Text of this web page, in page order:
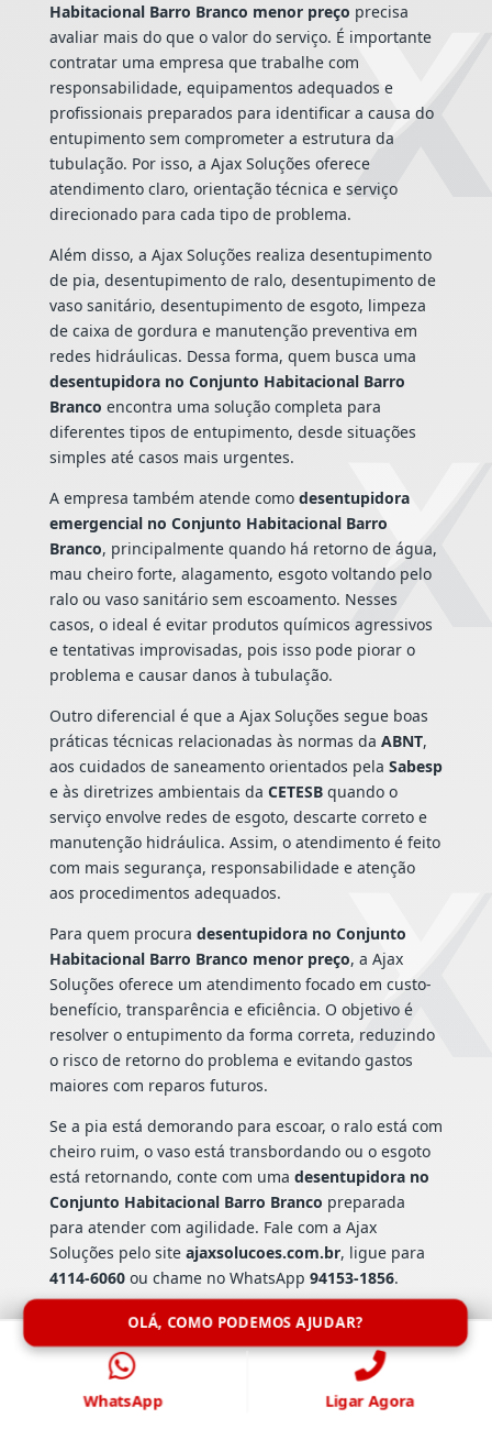
Habitacional Barro Branco menor preço precisa
avaliar mais do que o valor do serviço. É importante
contratar uma empresa que trabalhe com
responsabilidade, equipamentos adequados e
profissionais preparados para identificar a causa do
entupimento sem comprometer a estrutura da
tubulação. Por isso, a Ajax Soluções oferece
atendimento claro, orientação técnica e serviço
direcionado para cada tipo de problema.
Além disso, a Ajax Soluções realiza desentupimento
de pia, desentupimento de ralo, desentupimento de
vaso sanitário, desentupimento de esgoto, limpeza
de caixa de gordura e manutenção preventiva em
redes hidráulicas. Dessa forma, quem busca uma
desentupidora no Conjunto Habitacional Barro
Branco encontra uma solução completa para
diferentes tipos de entupimento, desde situações
simples até casos mais urgentes.
A empresa também atende como desentupidora
emergencial no Conjunto Habitacional Barro
Branco, principalmente quando há retorno de água,
mau cheiro forte, alagamento, esgoto voltando pelo
ralo ou vaso sanitário sem escoamento. Nesses
casos, o ideal é evitar produtos químicos agressivos
e tentativas improvisadas, pois isso pode piorar o
problema e causar danos à tubulação.
Outro diferencial é que a Ajax Soluções segue boas
práticas técnicas relacionadas às normas da ABNT,
aos cuidados de saneamento orientados pela Sabesp
e às diretrizes ambientais da CETESBquando o
serviço envolve redes de esgoto, descarte correto e
manutenção hidráulica. Assim, o atendimento é feito
com mais segurança, responsabilidade e atenção
aos procedimentos adequados.
Para quem procura desentupidora no Conjunto
Habitacional Barro Branco menor preço, a Ajax
Soluções oferece um atendimento focado em custo-
benefício, transparência e eficiência. O objetivo é
resolver o entupimento da forma correta, reduzindo
o risco de retorno do problema e evitando gastos
maiores com reparos futuros.
Se a pia está demorando para escoar, o ralo está com
cheiro ruim, o vaso está transbordando ou o esgoto
está retornando, conte com uma desentupidora no
Conjunto Habitacional Barro Branco preparada
para atender com agilidade. Fale com a Ajax
Soluções pelo site ajaxsolucoes.com.br, ligue para
4114-6060ou chame no WhatsApp 94153-1856.
A Ajax Soluções é a escolha certa para quem precisa
dedesentupidora no Conjunto Habitacional Barro
Branco menor preço
, atendimento profissional,
suporte emergencial e serviço de desentupimento
OLÁ, COMO PODEMOS AJUDAR?
WhatsApp Ligar Agora